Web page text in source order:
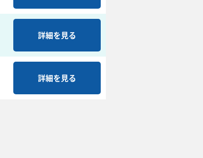
詳細を見る
詳細を見る